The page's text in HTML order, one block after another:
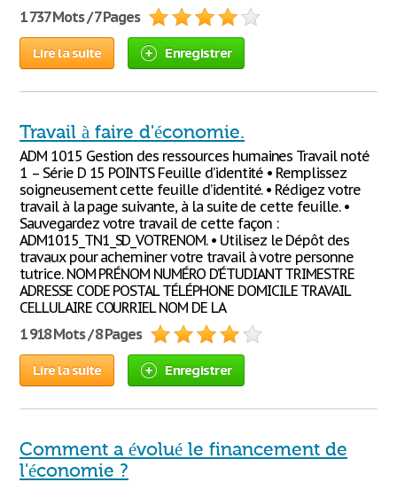
1 737 Mots / 7 Pages
Lire la suite Enregistrer
Travail à faire d'économie.
ADM 1015 Gestion des ressources humaines Travail noté
1 – Série D 15 POINTS Feuille d’identité • Remplissez
soigneusement cette feuille d’identité. • Rédigez votre
travail à la page suivante, à la suite de cette feuille. •
Sauvegardez votre travail de cette façon :
ADM1015_TN1_SD_VOTRENOM. • Utilisez le Dépôt des
travaux pour acheminer votre travail à votre personne
tutrice. NOM PRÉNOM NUMÉRO D’ÉTUDIANT TRIMESTRE
ADRESSE CODE POSTAL TÉLÉPHONE DOMICILE TRAVAIL
CELLULAIRE COURRIEL NOM DE LA
1 918 Mots / 8 Pages
Lire la suite Enregistrer
Comment a évolué le financement de
l'économie ?